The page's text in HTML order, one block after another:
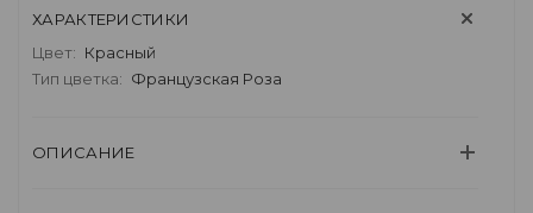
ХАРАКТЕРИСТИКИ
Цвет: Красный
Тип цветка: Французская Роза
ОПИСАНИЕ